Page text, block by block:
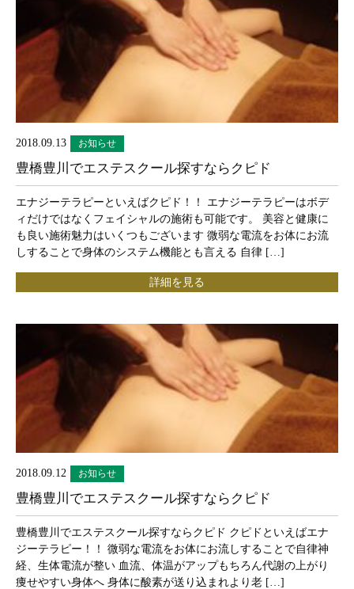
2018.09.13 お知らせ
豊橋豊川でエステスクール探すならクピド
エナジーテラピーといえばクピド！！ エナジーテラピーはボデ
ィだけではなくフェイシャルの施術も可能です。 美容と健康に
も良い施術魅力はいくつもございます 微弱な電流をお体にお流
しすることで身体のシステム機能とも言える 自律 […]
詳細を見る
2018.09.12 お知らせ
豊橋豊川でエステスクール探すならクピド
豊橋豊川でエステスクール探すならクピド クピドといえばエナ
ジーテラピー！！ 微弱な電流をお体にお流しすることで自律神
経、生体電流が整い 血流、体温がアップもちろん代謝の上がり
痩せやすい身体へ 身体に酸素が送り込まれより老 […]